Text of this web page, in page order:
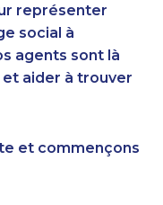
267-0753
420-2385
328-6605
201-0685
représenter
social à
agents sont là
aider à trouver
et commençons